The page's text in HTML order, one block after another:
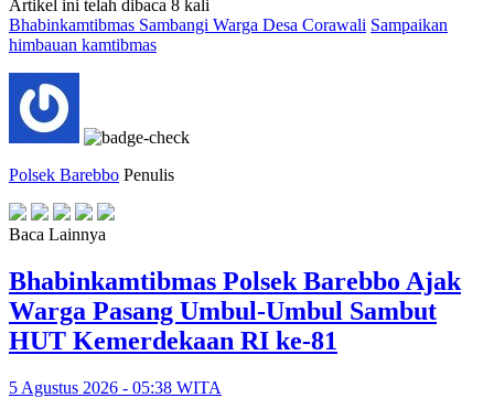
Artikel ini telah dibaca 8 kali
Bhabinkamtibmas Sambangi Warga Desa Corawali Sampaikan
himbauan kamtibmas
Polsek Barebbo Penulis
Baca Lainnya
Bhabinkamtibmas Polsek Barebbo Ajak
Warga Pasang Umbul-Umbul Sambut
HUT Kemerdekaan RI ke-81
5 Agustus 2026 - 05:38 WITA